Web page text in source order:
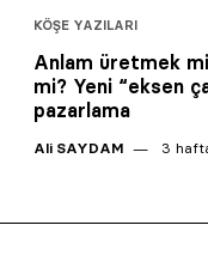
KÖŞE YAZILARI
Anlam üretmek
mi? Yeni “eksen
pazarlama
Ali SAYDAM 3